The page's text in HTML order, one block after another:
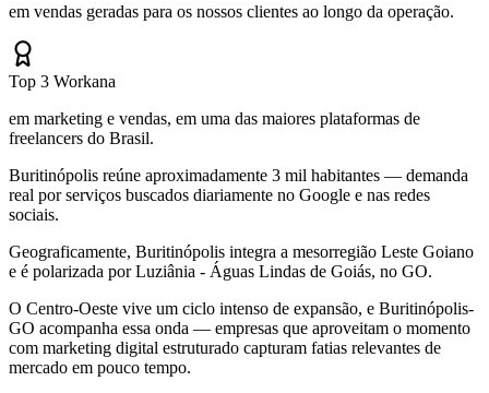
em vendas geradas para os nossos clientes ao longo da operação.
Top 3 Workana
em marketing e vendas, em uma das maiores plataformas de
freelancers do Brasil.
Buritinópolis reúne aproximadamente 3 mil habitantes — demanda
real por serviços buscados diariamente no Google e nas redes
sociais.
Geograficamente, Buritinópolis integra a mesorregião Leste Goiano
e é polarizada por Luziânia - Águas Lindas de Goiás, no GO.
O Centro-Oeste vive um ciclo intenso de expansão, e Buritinópolis-
GO acompanha essa onda — empresas que aproveitam o momento
com marketing digital estruturado capturam fatias relevantes de
mercado em pouco tempo.